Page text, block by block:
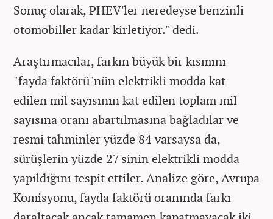
Sonuç olarak, PHEV'ler neredeyse benzinli
otomobiller kadar kirletiyor." dedi.
Araştırmacılar, farkın büyük bir kısmını
"fayda faktörü"nün elektrikli modda kat
edilen mil sayısının kat edilen toplam mil
sayısına oranı abartılmasına bağladılar ve
resmi tahminler yüzde 84 varsaysa da,
sürüşlerin yüzde 27'sinin elektrikli modda
yapıldığını tespit ettiler. Analize göre, Avrupa
Komisyonu, fayda faktörü oranında farkı